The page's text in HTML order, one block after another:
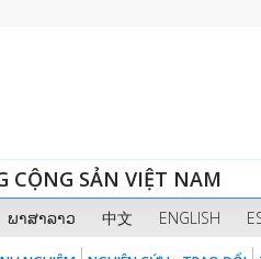
CỘNG SẢN VIỆT NAM
ພາສາລາວ 中文 ENGLISH